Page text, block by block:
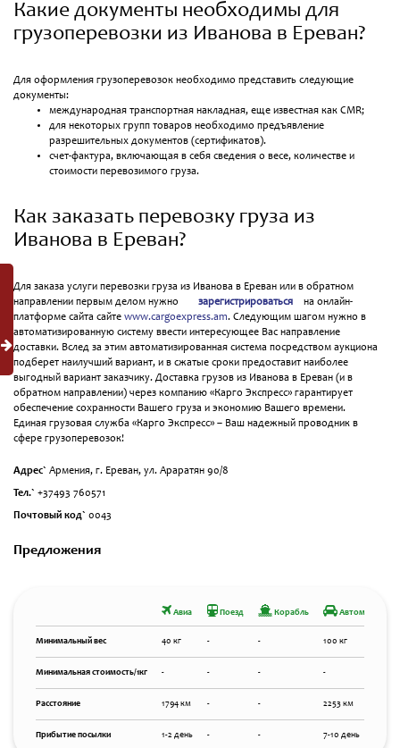
Какие документы необходимы для
грузоперевозки из Иванова в Ереван?
Для оформления грузоперевозок необходимо представить следующие
документы:
международная транспортная накладная, еще известная как CMR;
для некоторых групп товаров необходимо предъявление
разрешительных документов (сертификатов).
счет-фактура, включающая в себя сведения о весе, количестве и
стоимости перевозимого груза.
Как заказать перевозку груза из
Иванова в Ереван?
Для заказа услуги перевозки груза из Иванова в Ереван или в обратном
направлении первым делом нужно
зарегистрироваться
на онлайн-
платформе сайта сайте www.cargoexpress.am. Следующим шагом нужно в
автоматизированную систему ввести интересующее Вас направление
доставки. Вслед за этим автоматизированная система посредством аукциона
подберет наилучший вариант, и в сжатые сроки предоставит наиболее
выгодный вариант заказчику. Доставка грузов из Иванова в Ереван (и в
обратном направлении) через компанию «Карго Экспресс» гарантирует
обеспечение сохранности Вашего груза и экономию Вашего времени.
Единая грузовая служба «Карго Экспресс» – Ваш надежный проводник в
сфере грузоперевозок!
Адрес` Армения, г. Ереван, ул. Араратян 90/8
Тел.` +37493 760571
Почтовый код` 0043
Предложения
Авиа Поезд Корабль Автомобиль
Минимальный вес 40 кг - - 100 кг
Минимальная стоимость/1кг - - - -
Расстояние 1794 км - - 2253 км
Прибытие посылки 1-2 день - - 7-10 день